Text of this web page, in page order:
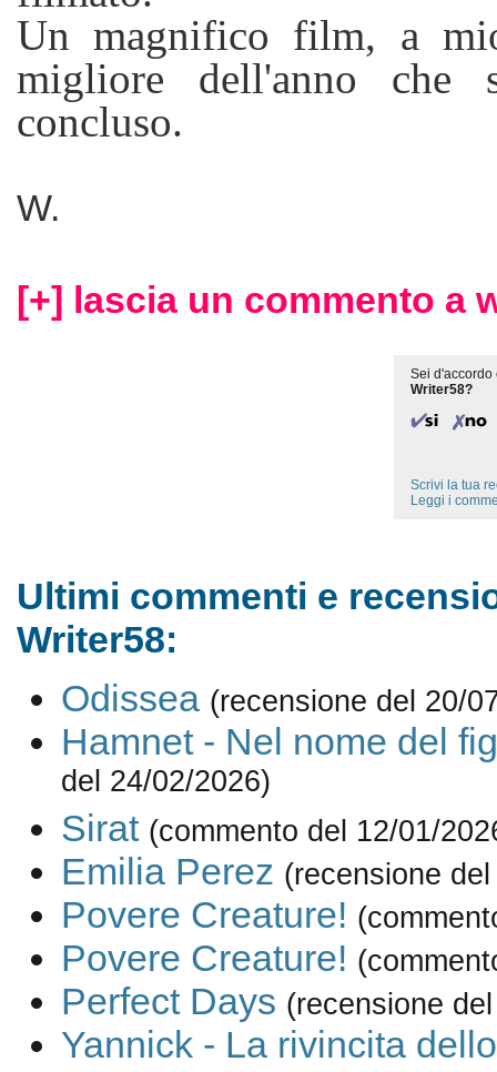
Un magnifico film, a
migliore dell'anno che
concluso.
W.
[+] lascia un commento a
Sei d'accordo
Writer58?
Scrivi la tua
Leggi i
Ultimi commenti e
Writer58:
Odissea (recensione del 20/
Hamnet - Nel nome del
del 24/02/2026)
Sirat (commento del 12/01/
Emilia Perez (recensione
Povere Creature!
Povere Creature!
Perfect Days (recensione
Yannick - La rivincita